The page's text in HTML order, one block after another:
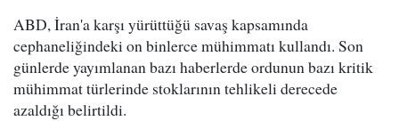
ABD, İran'a karşı yürüttüğü savaş kapsamında
cephaneliğindeki on binlerce mühimmatı kullandı. Son
günlerde yayımlanan bazı haberlerde ordunun bazı kritik
mühimmat türlerinde stoklarının tehlikeli derecede
azaldığı belirtildi.